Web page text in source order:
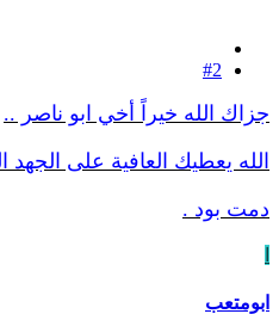
#2
جزاك الله خيراً أخي ابو ناصر ..
الله يعطيك العافية على الجهد
دمت بود .
ابومتعب